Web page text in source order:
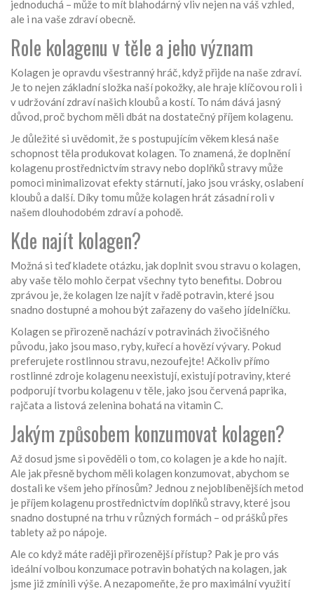
jednoduchá – může to mít blahodárný vliv nejen na váš vzhled,
ale i na vaše zdraví obecně.
Role kolagenu v těle a jeho význam
Kolagen je opravdu všestranný hráč, když přijde na naše zdraví.
Je to nejen základní složka naší pokožky, ale hraje klíčovou roli i
v udržování zdraví našich kloubů a kostí. To nám dává jasný
důvod, proč bychom měli dbát na dostatečný příjem kolagenu.
Je důležité si uvědomit, že s postupujícím věkem klesá naše
schopnost těla produkovat kolagen. To znamená, že doplnění
kolagenu prostřednictvím stravy nebo doplňků stravy může
pomoci minimalizovat efekty stárnutí, jako jsou vrásky, oslabení
kloubů a další. Díky tomu může kolagen hrát zásadní roli v
našem dlouhodobém zdraví a pohodě.
Kde najít kolagen?
Možná si teď kladete otázku, jak doplnit svou stravu o kolagen,
aby vaše tělo mohlo čerpat všechny tyto benefitы. Dobrou
zprávou je, že kolagen lze najít v řadě potravin, které jsou
snadno dostupné a mohou být zařazeny do vašeho jídelníčku.
Kolagen se přirozeně nachází v potravinách živočišného
původu, jako jsou maso, ryby, kuřecí a hovězí vývary. Pokud
preferujete rostlinnou stravu, nezoufejte! Ačkoliv přímo
rostlinné zdroje kolagenu neexistují, existují potraviny, které
podporují tvorbu kolagenu v těle, jako jsou červená paprika,
rajčata a listová zelenina bohatá na vitamin C.
Jakým způsobem konzumovat kolagen?
Až dosud jsme si pověděli o tom, co kolagen je a kde ho najít.
Ale jak přesně bychom měli kolagen konzumovat, abychom se
dostali ke všem jeho přínosům? Jednou z nejoblíbenějších metod
je příjem kolagenu prostřednictvím doplňků stravy, které jsou
snadno dostupné na trhu v různých formách – od prášků přes
tablety až po nápoje.
Ale co když máte raději přirozenější přístup? Pak je pro vás
ideální volbou konzumace potravin bohatých na kolagen, jak
jsme již zmínili výše. A nezapomeňte, že pro maximální využití